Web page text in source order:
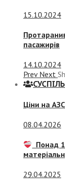
15.10.2024
пасажирів
14.10.2024
Prev Next
Ціни на
08.04.2026
Понад
29.04.2025